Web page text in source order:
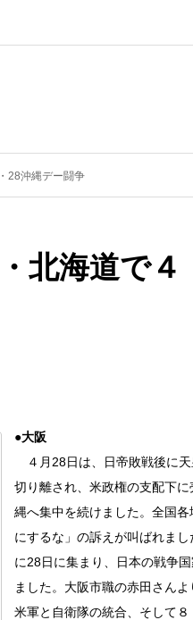
28沖縄デー闘争
北海道で
●大阪
４月28日は、日帝敗戦後に
切り離され、米政権の支配下
縄へ集中を続けました。全国
にするな」の訴えが叫ばれま
に28日に集まり、日本の戦争
ました。大阪市職の赤田さん
米軍と自衛隊の統合、そして８